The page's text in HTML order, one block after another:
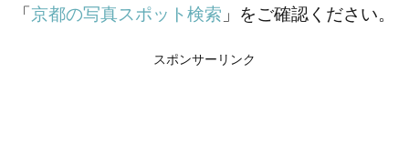
「京都の写真スポット検索 」をご確認ください。
スポンサーリンク